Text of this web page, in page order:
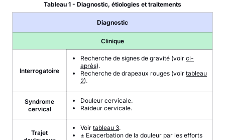
Tableau 1 - Diagnostic, étiologies et traitements
Diagnostic
Clinique
Interrogatoire
Recherche de signes de gravité (voir ci-
après).
Recherche de drapeaux rouges (voir tableau
2).
Syndrome
cervical
Douleur cervicale.
Raideur cervicale.
Trajet
Voir tableau 3.
± Exacerbation de la douleur par les efforts